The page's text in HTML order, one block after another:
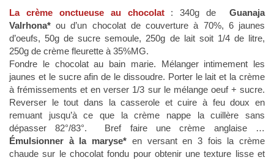
La crème onctueuse au chocolat: 340g de
Guanaja
Valrhona* ou d’un chocolat de couverture à 70%, 6 jaunes
d’oeufs, 50g de sucre semoule, 250g de lait soit 1/4 de litre,
250g de crème fleurette à 35%MG.
Fondre le chocolat au bain marie. Mélanger intimement les
jaunes et le sucre afin de le dissoudre. Porter le lait et la crème
à frémissements et en verser 1/3 sur le mélange oeuf + sucre.
Reverser le tout dans la casserole et cuire à feu doux en
remuant jusqu’à ce que la crème nappe la cuillère sans
dépasser 82°/83°. Bref faire une crème anglaise …
Émulsionner à la maryse* en versant en 3 fois la crème
chaude sur le chocolat fondu pour obtenir une texture lisse et